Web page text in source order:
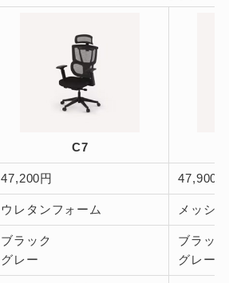
C7
47,200円 47,900
ウレタンフォーム メッシュ
ブラック
グレー
ブラック
グレー